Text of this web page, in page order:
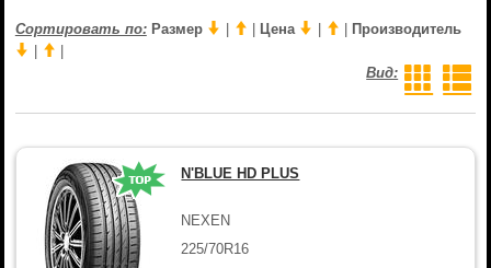
Сортировать по: Размер Цена
Производитель
Вид:
N'BLUE HD PLUS
NEXEN
225/70R16